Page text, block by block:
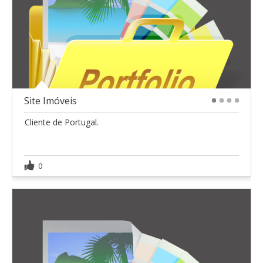
Site Imóveis
Cliente de Portugal.
0